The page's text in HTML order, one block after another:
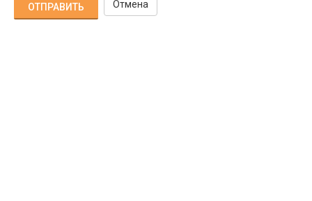
ОТПРАВИТЬ Отмена